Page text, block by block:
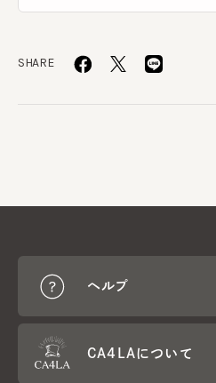
SHARE
ヘルプ
CA4LAについて